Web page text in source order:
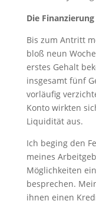
Die
Bis zum Antritt
bloß neun
erstes Gehalt
insgesamt fünf
vorläufig
Konto wirkten
Liquidität aus.
Ich beging den
meines
Möglichkeiten
besprechen.
ihnen einen